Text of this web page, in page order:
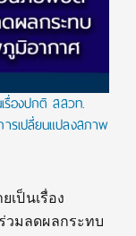
รื่องปกติ สสวท.
รเปลี่ยนแปลงสภาพ
เป็นเรื่อง
วมลดผลกระทบ